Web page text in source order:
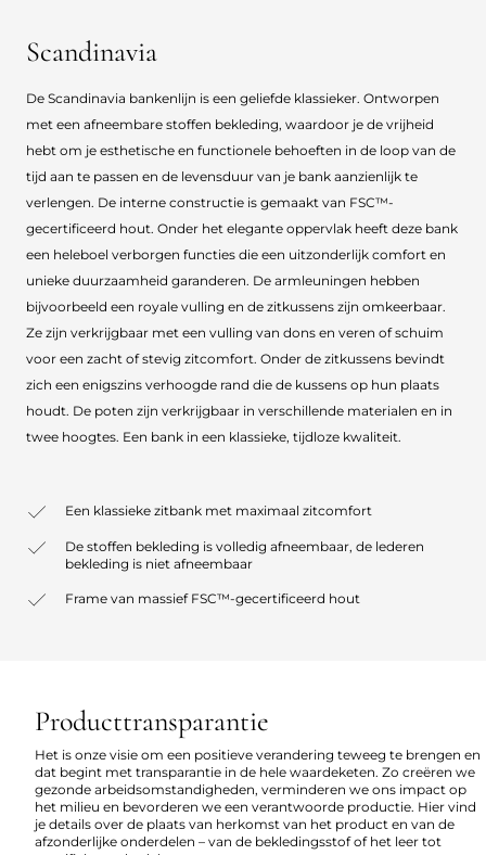
Scandinavia
De Scandinavia bankenlijn is een geliefde klassieker. Ontworpen
met een afneembare stoffen bekleding, waardoor je de vrijheid
hebt om je esthetische en functionele behoeften in de loop van de
tijd aan te passen en de levensduur van je bank aanzienlijk te
verlengen. De interne constructie is gemaakt van FSC™-
gecertificeerd hout. Onder het elegante oppervlak heeft deze bank
een heleboel verborgen functies die een uitzonderlijk comfort en
unieke duurzaamheid garanderen. De armleuningen hebben
bijvoorbeeld een royale vulling en de zitkussens zijn omkeerbaar.
Ze zijn verkrijgbaar met een vulling van dons en veren of schuim
voor een zacht of stevig zitcomfort. Onder de zitkussens bevindt
zich een enigszins verhoogde rand die de kussens op hun plaats
houdt. De poten zijn verkrijgbaar in verschillende materialen en in
twee hoogtes. Een bank in een klassieke, tijdloze kwaliteit.
Een klassieke zitbank met maximaal zitcomfort
De stoffen bekleding is volledig afneembaar, de lederen
bekleding is niet afneembaar
Frame van massief FSC™-gecertificeerd hout
Producttransparantie
Het is onze visie om een positieve verandering teweeg te brengen en
dat begint met transparantie in de hele waardeketen. Zo creëren we
gezonde arbeidsomstandigheden, verminderen we ons impact op
het milieu en bevorderen we een verantwoorde productie. Hier vind
je details over de plaats van herkomst van het product en van de
afzonderlijke onderdelen – van de bekledingsstof of het leer tot